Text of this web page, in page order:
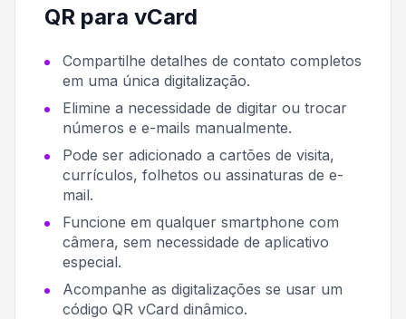
QR para vCard
Compartilhe detalhes de contato completos
em uma única digitalização.
Elimine a necessidade de digitar ou trocar
números e e-mails manualmente.
Pode ser adicionado a cartões de visita,
currículos, folhetos ou assinaturas de e-
mail.
Funcione em qualquer smartphone com
câmera, sem necessidade de aplicativo
especial.
Acompanhe as digitalizações se usar um
código QR vCard dinâmico.